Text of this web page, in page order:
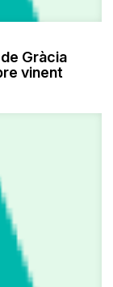
Gràcia
vinent